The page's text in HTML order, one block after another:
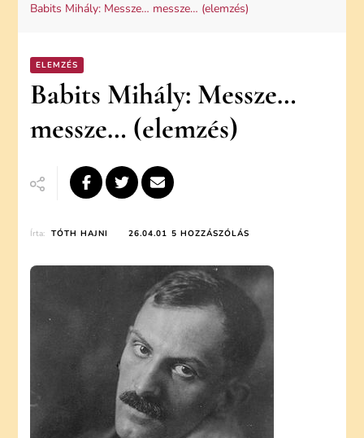
Babits Mihály: Messze… messze… (elemzés)
ELEMZÉS
Babits Mihály: Messze…
messze… (elemzés)
Írta: TÓTH HAJNI 26.04.01 5 HOZZÁSZÓLÁS
MESSZE…
CÍMŰ